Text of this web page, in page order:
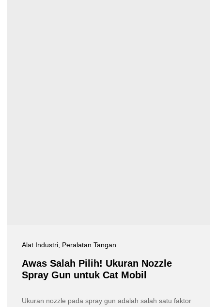
Alat Industri , Peralatan Tangan
Awas Salah Pilih! Ukuran Nozzle
Spray Gun untuk Cat Mobil
Ukuran nozzle pada spray gun adalah salah satu faktor